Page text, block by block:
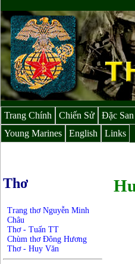
Trang Chính Chiến Sử Đặc San
Young Marines
English Links
Thơ
Trang thơ Nguyễn Minh
Châu
Thơ - Tuấn TT
Chùm thơ Đông Hương
Thơ - Huy Văn